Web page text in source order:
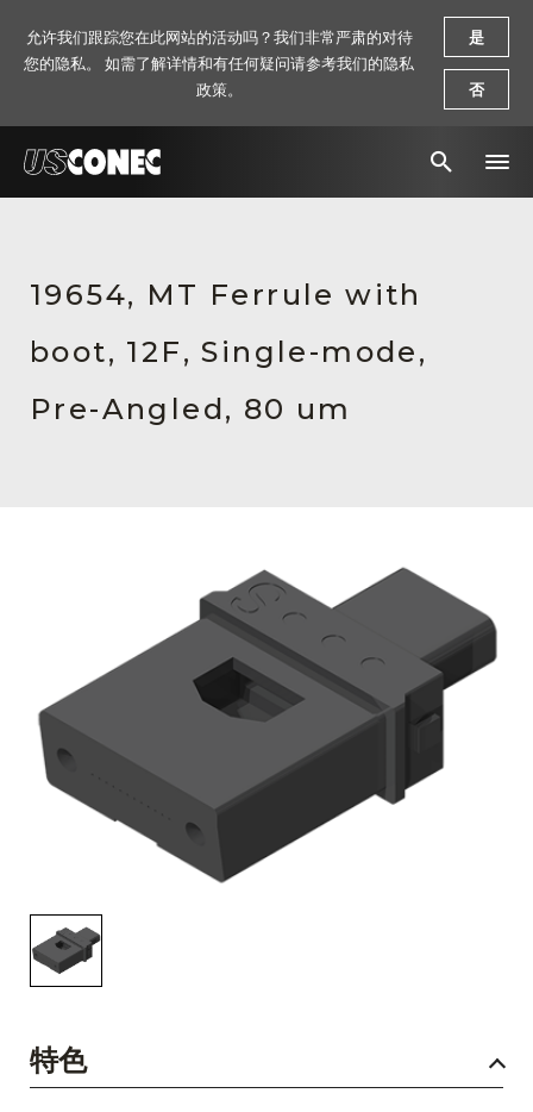
应用工程指导书 (AENs)
工作机会
新闻稿
活动信息
19654, MT Ferrule with
boot, 12F, Single-mode,
Pre-Angled, 80 um
特色
允许我们跟踪您在此网站的活动吗？我们非常严肃的对待
您的隐私。 如需了解详情和有任何疑问请参考我们的隐私
政策。
是
否